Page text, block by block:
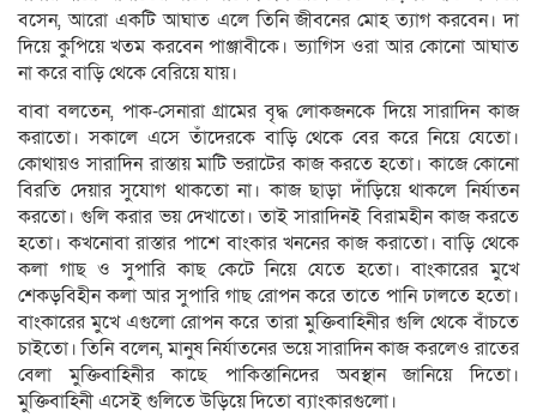
বসেন, আরো একটি আঘাত এলে তিনি জীবনের মোহ ত্যাগ করবেন। দা
দিয়ে কুপিয়ে খতম করবেন পাঞ্জাবীকে। ভ্যাগিস ওরা আর কোনো আঘাত
না করে বাড়ি থেকে বেরিয়ে যায়।
বাবা বলতেন, পাক-সেনারা গ্রামের বৃদ্ধ লোকজনকে দিয়ে সারাদিন কাজ
করাতো। সকালে এসে তাঁদেরকে বাড়ি থেকে বের করে নিয়ে যেতো।
কোথায়ও সারাদিন রাস্তায় মাটি ভরাটের কাজ করতে হতো। কাজে কোনো
বিরতি দেয়ার সুযোগ থাকতো না। কাজ ছাড়া দাঁড়িয়ে থাকলে নির্যাতন
করতো। গুলি করার ভয় দেখাতো। তাই সারাদিনই বিরামহীন কাজ করতে
হতো। কখনোবা রাস্তার পাশে বাংকার খননের কাজ করাতো। বাড়ি থেকে
কলা গাছ ও সুপারি কাছ কেটে নিয়ে যেতে হতো। বাংকারের মুখে
শেকড়বিহীন কলা আর সুপারি গাছ রোপন করে তাতে পানি ঢালতে হতো।
বাংকারের মুখে এগুলো রোপন করে তারা মুক্তিবাহিনীর গুলি থেকে বাঁচতে
চাইতো। তিনি বলেন, মানুষ নির্যাতনের ভয়ে সারাদিন কাজ করলেও রাতের
বেলা মুক্তিবাহিনীর কাছে পাকিস্তানিদের অবস্থান জানিয়ে দিতো।
মুক্তিবাহিনী এসেই গুলিতে উড়িয়ে দিতো ব্যাংকারগুলো।